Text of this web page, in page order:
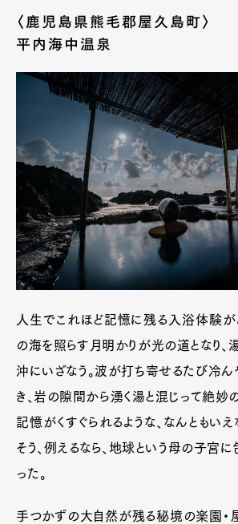
〈鹿児島県熊毛郡屋久島町〉
平内海中温泉
人生でこれほど記憶に残る入浴体験が
の海を照らす月明かりが光の道となり
沖にいざなう。波が打ち寄せるたび冷ん
き、岩の隙間から湧く湯と混じって絶妙
記憶がくすぐられるような、なんともい
そう、例えるなら、地球という母の子宮
った。
手つかずの大自然が残る秘境の楽園・